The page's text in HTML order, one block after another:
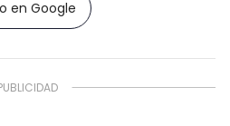
en Google